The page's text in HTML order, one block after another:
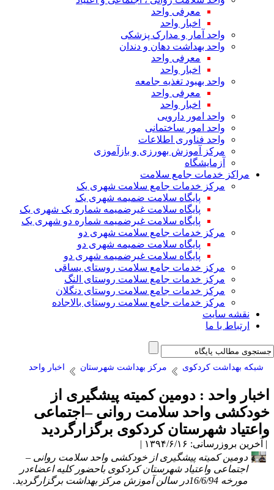
معرفی واحد
اخبار واحد
واحد آمار و مدارک پزشکی
واحد بهداشت دهان و دندان
معرفی واحد
اخبار واحد
واحد بهبود تغذیه جامعه
معرفی واحد
اخبار واحد
واحد امور دارویی
واحد امور ساختمانی
واحد فناوری اطلاعات
مرکز آموزش بهورزی و بازآموزی
آزمایشگاه
مراکز خدمات جامع سلامت
مرکز خدمات جامع سلامت شهری یک
پایگاه سلامت ضمیمه شهری یک
پایگاه سلامت غیرضمیمه شماره یک شهری یک
پایگاه سلامت غیرضمیمه شماره دو شهری یک
مرکز خدمات جامع سلامت شهری دو
پایگاه سلامت ضمیمه شهری دو
پایگاه سلامت غیرضمیمه شهری دو
مرکز خدمات جامع سلامت روستای یساقی
مرکز خدمات جامع سلامت روستای النگ
مرکز خدمات جامع سلامت روستای دنگلان
مرکز خدمات جامع سلامت روستای بالاجاده
نقشه سایت
ارتباط با ما
شبکه بهداشت کردکوی مرکز بهداشت شهرستان اخبار واحد
واحد : دومین کمیته پیشگیری از
واحد سلامت روانی –اجتماعی
شهرستان کردکوی برگزارگردید
بروزرسانی: ۱۳۹۴/۶/۱۶ |
دومین کمیته پیشگیری از خودکشی واحد سلامت روانی –
اجتماعی واعتیاد شهرستان کردکوی باحضور کلیه اعضاءدر
مورخه 16/6/94در سالن آموزش
مرکز بهداشت برگزارگردید.